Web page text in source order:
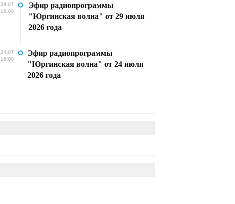
29.07
18:00
Эфир радиопрограммы
"Юргинская волна" от 29 июля
2026 года
24.07
18:00
Эфир радиопрограммы
"Юргинская волна" от 24 июля
2026 года